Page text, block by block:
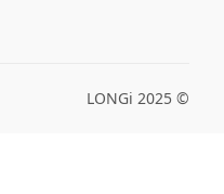
© 2025 LONGi